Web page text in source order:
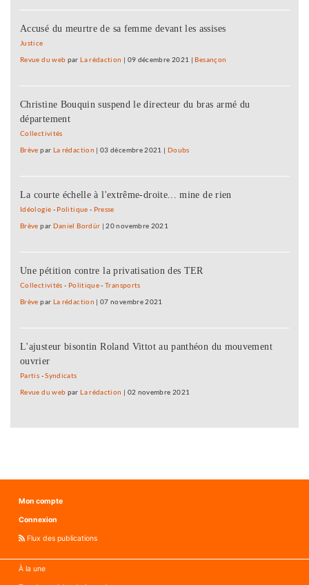
Accusé du meurtre de sa femme devant les assises
Justice
Revue du web par La rédaction 09 décembre 2021 Besançon
Christine Bouquin suspend le directeur du bras armé du
département
Collectivités
Brève par La rédaction |03 décembre 2021 Doubs
La courte échelle à l'extrême-droite... mine de rien
Idéologie - Politique - Presse
Brève par Daniel Bordür |20 novembre 2021
Une pétition contre la privatisation des TER
Collectivités - Politique-Transports
Brève par La rédaction |07 novembre 2021
L'ajusteur bisontin Roland Vittot au panthéon du mouvement
ouvrier
Partis -Syndicats
Revue du web par La rédaction 02 novembre 2021
Mon compte
Connexion
Flux des publications
À la une